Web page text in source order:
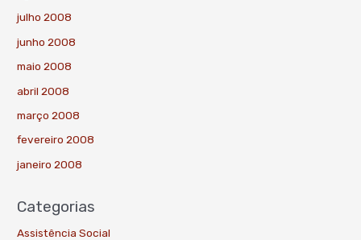
julho 2008
junho 2008
maio 2008
abril 2008
março 2008
fevereiro 2008
janeiro 2008
Categorias
Assistência Social